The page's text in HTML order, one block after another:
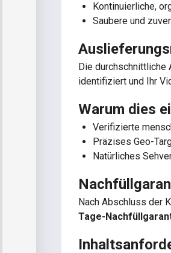
Kontinuierliche,
Saubere und
Die durchschnittliche
identifiziert und Ihr
Warum dies
Verifizierte
Präzises Geo-
Natürliches
Nach Abschluss der
Tage-